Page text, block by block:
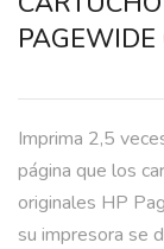
Imprima 2,5
página que los
originales HP
su impresora se